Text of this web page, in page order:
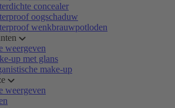
concealer
oogschaduw
wenkbrauwpotloden
weergeven
up met glans
make-up
weergeven